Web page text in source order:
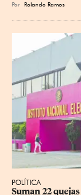
Por Rolando Ramos
POLÍTICA
Suman 22